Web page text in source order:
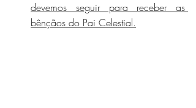
devemos seguir para receber as
bênçãos do Pai Celestial.